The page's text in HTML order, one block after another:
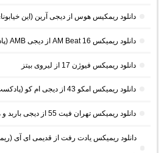
دانلود ریمکیس هوس از دیجی آرین (این
دانلود ریمیکس AM Beat 16 از دیجی AMB (پادکست طولانی شنیدنی)
دانلود ریمیکس فیوژن 17 از لیروی بیتز
دانلود ریمیکس امکو 43 از دیجی ام کو (پادکست طولانی عاشقانه)
دانلود ریمیکس تهران فیت 55 از دیجی باربد و محمد موریانی
دانلود ریمیکس یادت رفت از قدیمی ای آی